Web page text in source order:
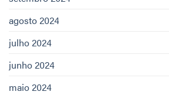
agosto 2024
julho 2024
junho 2024
maio 2024